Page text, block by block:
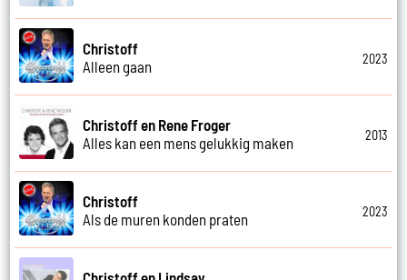
Christoff
Alleen gaan
2023
Christoff en Rene Froger
Alles kan een mens gelukkig maken
2013
Christoff
Als de muren konden praten
2023